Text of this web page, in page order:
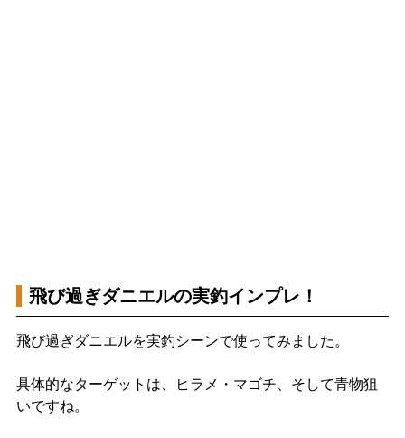
飛び過ぎダニエルの実釣インプレ！
飛び過ぎダニエルを実釣シーンで使ってみました。
具体的なターゲットは、ヒラメ・マゴチ、そして青物狙
いですね。